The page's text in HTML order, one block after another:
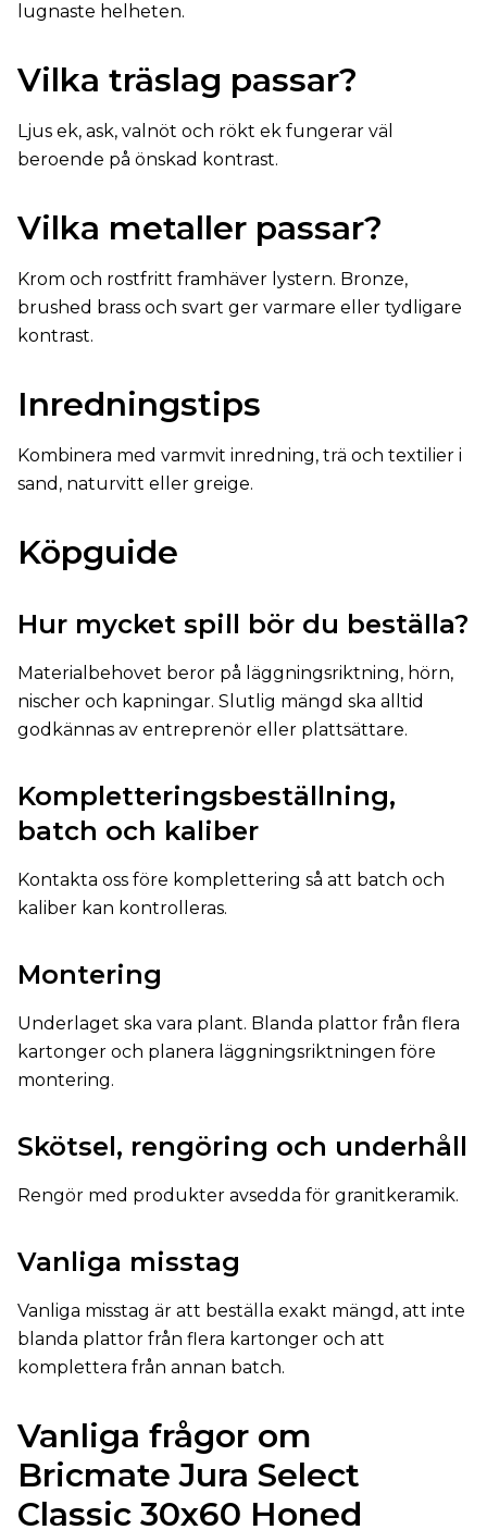
lugnaste helheten.
Vilka träslag passar?
Ljus ek, ask, valnöt och rökt ek fungerar väl
beroende på önskad kontrast.
Vilka metaller passar?
Krom och rostfritt framhäver lystern. Bronze,
brushed brass och svart ger varmare eller tydligare
kontrast.
Inredningstips
Kombinera med varmvit inredning, trä och textilier i
sand, naturvitt eller greige.
Köpguide
Hur mycket spill bör du beställa?
Materialbehovet beror på läggningsriktning, hörn,
nischer och kapningar. Slutlig mängd ska alltid
godkännas av entreprenör eller plattsättare.
Kompletteringsbeställning,
batch och kaliber
Kontakta oss före komplettering så att batch och
kaliber kan kontrolleras.
Montering
Underlaget ska vara plant. Blanda plattor från flera
kartonger och planera läggningsriktningen före
montering.
Skötsel, rengöring och underhåll
Rengör med produkter avsedda för granitkeramik.
Vanliga misstag
Vanliga misstag är att beställa exakt mängd, att inte
blanda plattor från flera kartonger och att
komplettera från annan batch.
Vanliga frågor om
Bricmate Jura Select
Classic 30x60 Honed